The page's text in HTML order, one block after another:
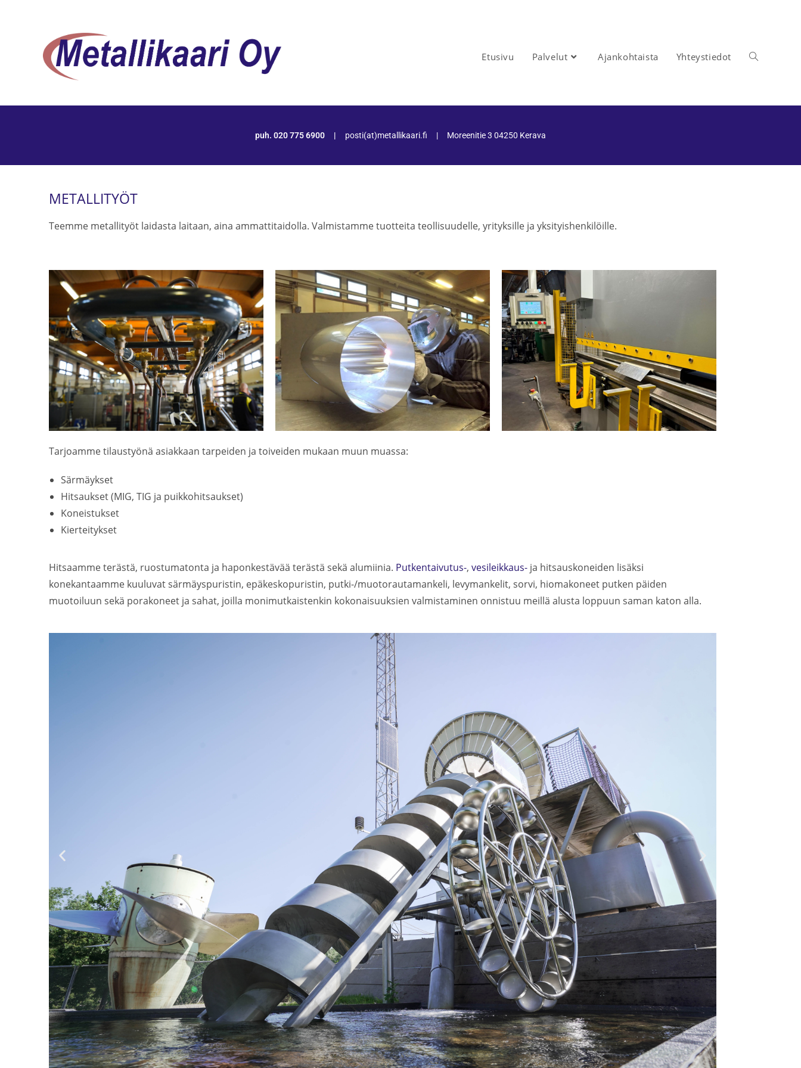
Etusivu Palvelut Ajankohtaista Yhteystiedot
puh. 020 775 6900 | posti(at)metallikaari.fi | Moreenitie 3 04250 Kerava
METALLITYÖT
Teemme metallityöt laidasta laitaan, aina ammattitaidolla. Valmistamme tuotteita teollisuudelle, yrityksille ja yksityishenkilöille.
Tarjoamme tilaustyönä asiakkaan tarpeiden ja toiveiden mukaan muun muassa:
Särmäykset
Hitsaukset (MIG, TIG ja puikkohitsaukset)
Koneistukset
Kierteitykset
Hitsaamme terästä, ruostumatonta ja haponkestävää terästä sekä alumiinia. Putkentaivutus-, vesileikkaus- ja hitsauskoneiden lisäksi
konekantaamme kuuluvat särmäyspuristin, epäkeskopuristin, putki-/muotorautamankeli, levymankelit, sorvi, hiomakoneet putken päiden
muotoiluun sekä porakoneet ja sahat, joilla monimutkaistenkin kokonaisuuksien valmistaminen onnistuu meillä alusta loppuun saman katon alla.